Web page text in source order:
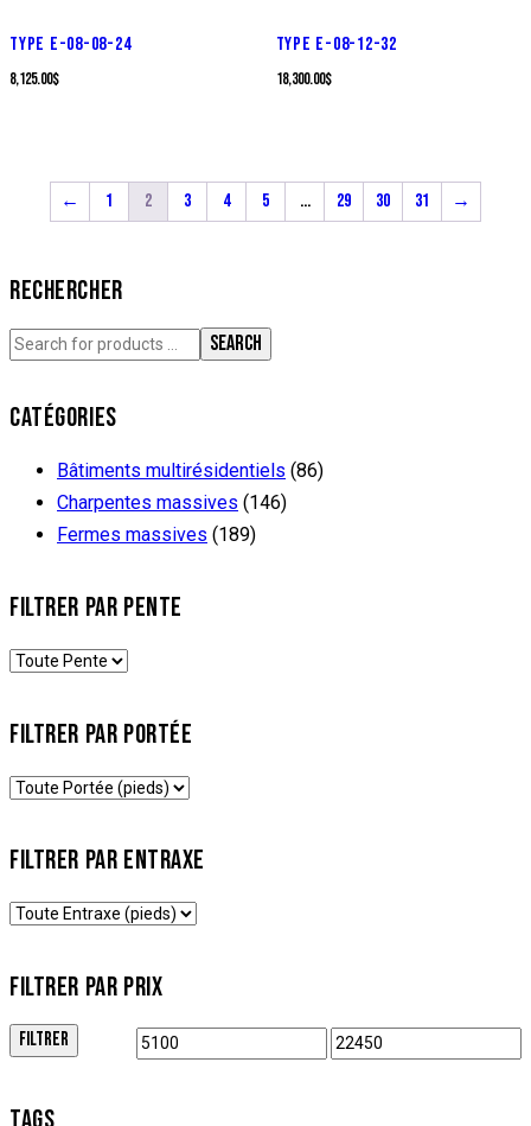
TYPE E-08-08-24
8,125.00$
TYPE E-08-12-32
18,300.00$
← 1 2 3 4 5 … 29 30 31 →
RECHERCHER
SEARCH
CATÉGORIES
Bâtiments multirésidentiels (86)
Charpentes massives (146)
Fermes massives (189)
FILTRER PAR PENTE
FILTRER PAR PORTÉE
FILTRER PAR ENTRAXE
FILTRER PAR PRIX
FILTRER